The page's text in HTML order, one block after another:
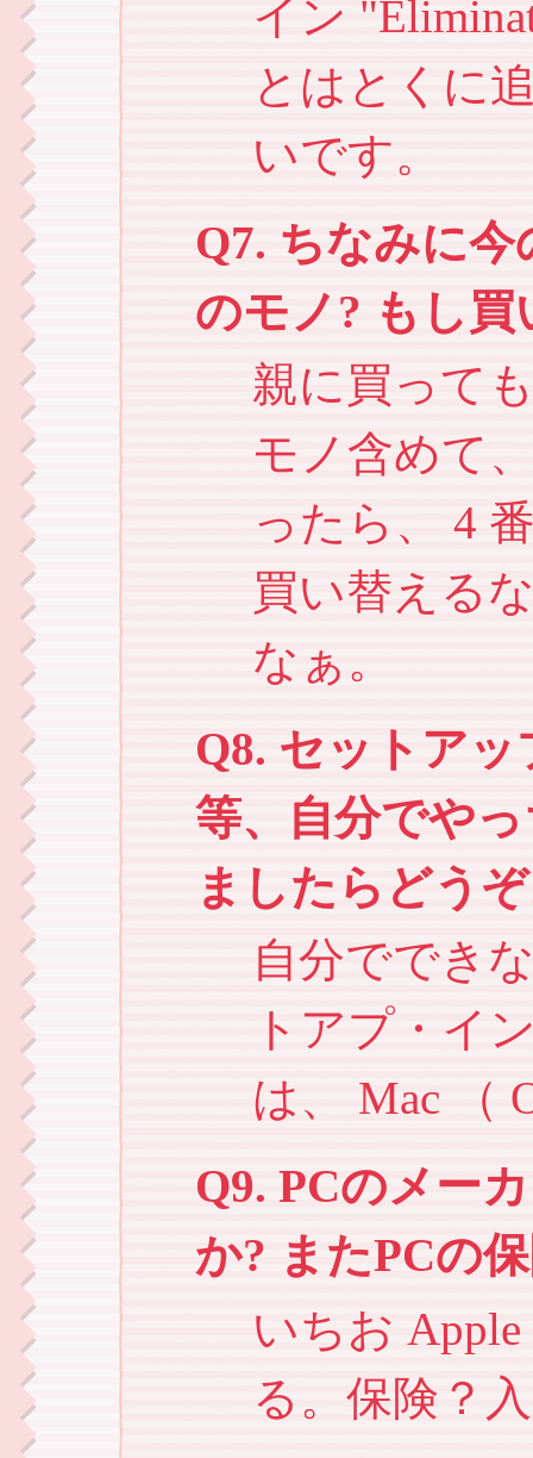
イン
とはとくに
いです。
Q7. ちなみに
のモノ? もし
親に買って
モノ含めて
ったら、 4
買い替える
なぁ。
Q8. セットア
等、自分でや
ましたらどう
自分ででき
トアプ・イ
は、 Mac （
Q9. PCのメー
か? またPCの
いちお
る。保険？